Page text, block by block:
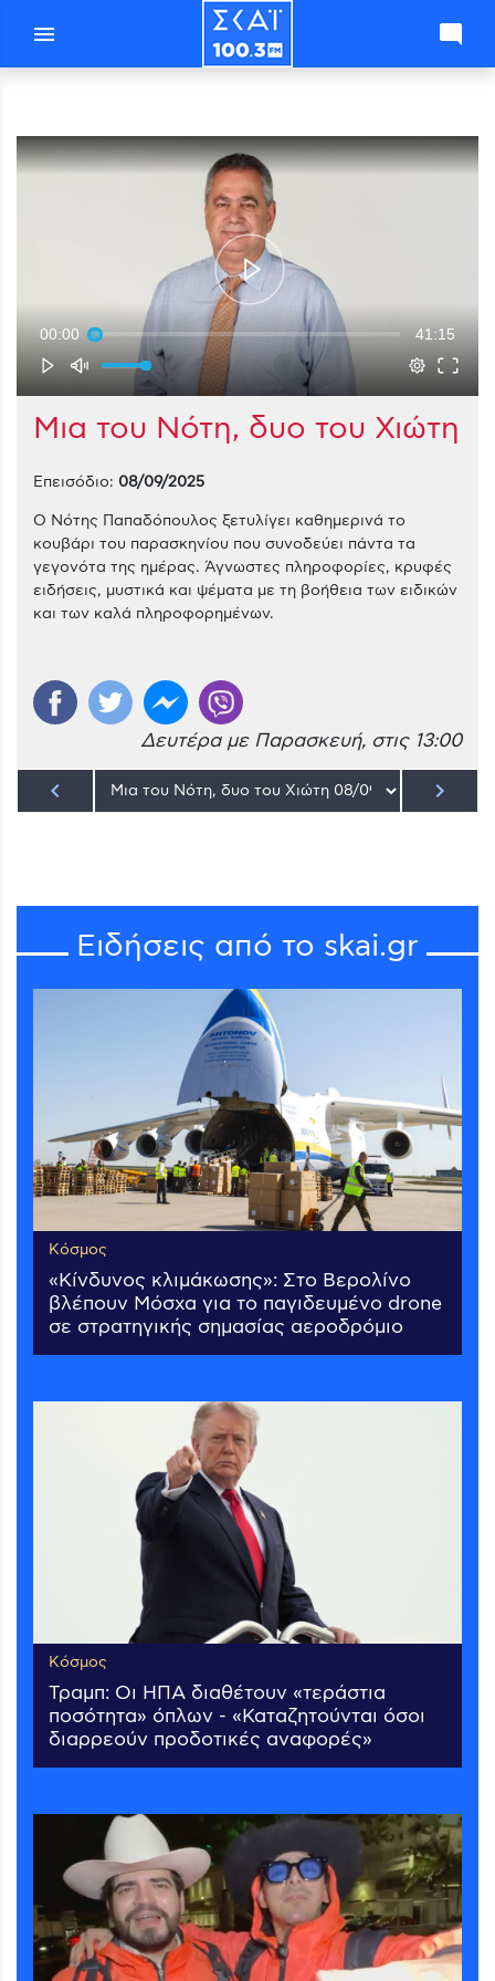
menu mode_comment
00:00 41:15
Μια του Νότη, δυο του Χιώτη
Επεισόδιο: 08/09/2025
Ο Νότης Παπαδόπουλος ξετυλίγει καθημερινά το
κουβάρι του παρασκηνίου που συνοδεύει πάντα τα
γεγονότα της ημέρας. Άγνωστες πληροφορίες, κρυφές
ειδήσεις, μυστικά και ψέματα με τη βοήθεια των ειδικών
και των καλά πληροφορημένων.
Δευτέρα με Παρασκευή, στις 13:00
keyboard_arrow_left keyboard_arrow_right
Ειδήσεις από το skai.gr
Κόσμος
«Κίνδυνος κλιμάκωσης»: Στο Βερολίνο
βλέπουν Μόσχα για το παγιδευμένο drone
σε στρατηγικής σημασίας αεροδρόμιο
Κόσμος
Τραμπ: Οι ΗΠΑ διαθέτουν «τεράστια
ποσότητα» όπλων - «Καταζητούνται όσοι
διαρρεούν προδοτικές αναφορές»